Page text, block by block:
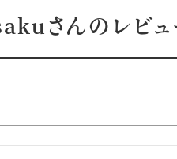
さんのレビュ